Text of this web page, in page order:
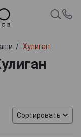
Хулиган
Сортировать